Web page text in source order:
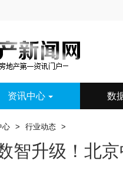
资讯中心 数
心 > 行业动态 >
智升级！北